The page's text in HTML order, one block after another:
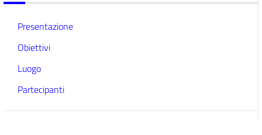
Presentazione
Obiettivi
Luogo
Partecipanti